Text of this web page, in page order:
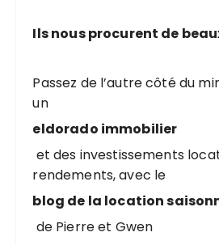
Ils nous procurent de
Passez de l’autre côté du
un
eldorado immobilier
et des investissements
rendements, avec le
blog de la location
de Pierre et Gwen